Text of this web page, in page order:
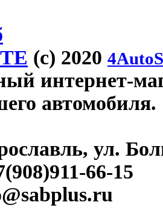
(c) 2020
интернет-
автомобиля.
ул.
66-15